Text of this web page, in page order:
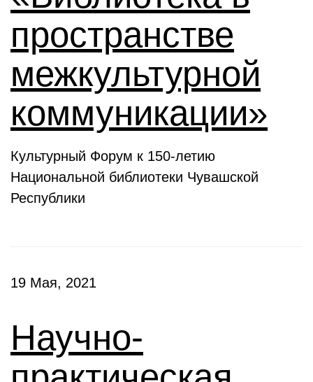
пространстве
межкультурной
коммуникации»
Культурный Форум к 150-летию
Национальной библиотеки Чувашской
Республики
19 Мая, 2021
Научно-